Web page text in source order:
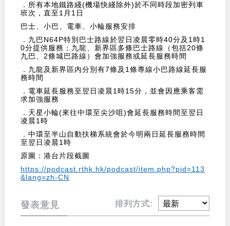
．所有本地鐵路綫(機場快綫除外)於不同時段加密列車
班次，直至1月1日
巴士、小巴、電車、小輪服務安排
．九巴N64P特別巴士路線於翌日凌晨零時40分及1時1
0分提供服務；九龍、新界區多條巴士路線（包括20條
九巴、2條城巴路線）會加強服務或延長服務時間
．九龍及新界區內分別有7條及1條專線小巴路線延長服
務時間
．電車延長服務至翌日凌晨1時15分，並會因應乘客需
求加強服務
．天星小輪(來往中環至尖沙咀)會延長服務時間至翌日
凌晨1時
．中環至半山自動扶梯系統會於今明兩日延長服務時間
至翌日凌晨1時
原圖：港台片段截圖
https://podcast.rthk.hk/podcast/item.php?pid=113
&lang=zh-CN
發表意見 排列方式: